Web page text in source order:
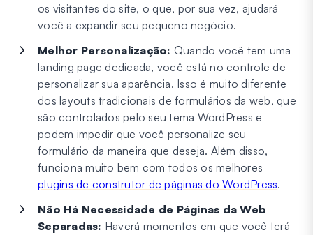
os visitantes do site, o que, por sua vez, ajudará
você a expandir seu pequeno negócio.
Melhor Personalização: Quando você tem uma
landing page dedicada, você está no controle de
personalizar sua aparência. Isso é muito diferente
dos layouts tradicionais de formulários da web, que
são controlados pelo seu tema WordPress e
podem impedir que você personalize seu
formulário da maneira que deseja. Além disso,
funciona muito bem com todos os melhores
plugins de construtor de páginas do WordPress.
Não Há Necessidade de Páginas da Web
Separadas: Haverá momentos em que você terá